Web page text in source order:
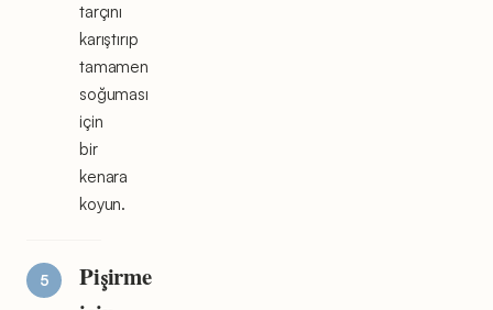
tarçını
karıştırıp
tamamen
soğuması
için
bir
kenara
koyun.
Pişirme